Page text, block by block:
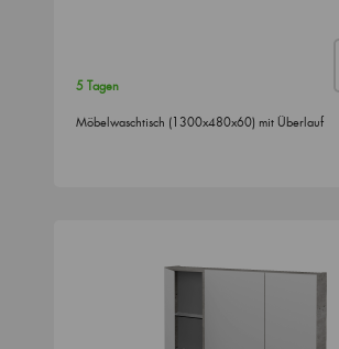
5 Tagen
Möbelwaschtisch (1300x480x60) mit Überlauf